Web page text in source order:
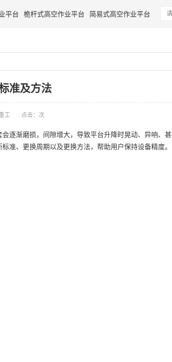
平台 桅杆式高空作业平台 简易式高空作业平台
准及方法
工 点击： 次
逐渐磨损，间隙增大，导致平台升降时晃动、异响、甚
准、更换周期以及更换方法，帮助用户保持设备精度。